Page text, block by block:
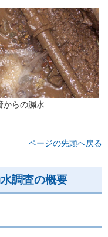
からの漏水
ページの先頭へ戻る
調査の概要